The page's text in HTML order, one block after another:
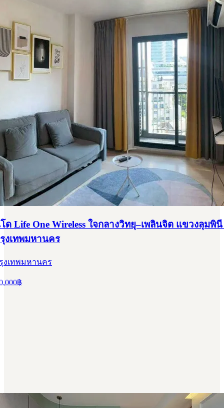
Life One Wireless ใจกลางวิทยุ–เพลินจิต แขวงลุมพินี
งเทพมหานคร
งเทพมหานคร
฿